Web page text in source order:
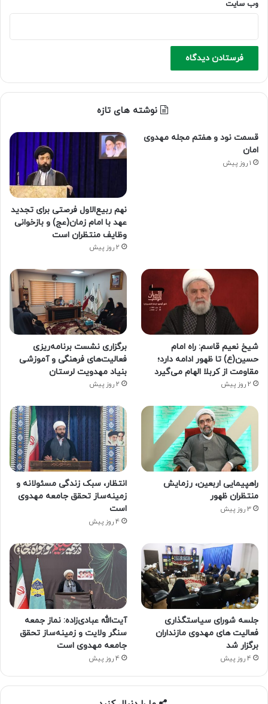
وب‌ سایت
نوشته های تازه
قسمت نود و هفتم مجله مهدوی
امان
1 روز پیش
نهم ربیع‌الاول فرصتی برای تجدید
عهد با امام زمان(عج) و بازخوانی
وظایف منتظران است
2 روز پیش
شیخ نعیم قاسم: راه امام
حسین(ع) تا ظهور ادامه دارد؛
مقاومت از کربلا الهام می‌گیرد
2 روز پیش
برگزاری نشست برنامه‌ریزی
فعالیت‌های فرهنگی و آموزشی
بنیاد مهدویت لرستان
2 روز پیش
راهپیمایی اربعین، رزمایش
منتظران ظهور
3 روز پیش
انتظار، سبک زندگی مسئولانه و
زمینه‌ساز تحقق جامعه مهدوی
است
4 روز پیش
جلسه شورای سیاستگذاری
فعالیت های مهدوی مازنداران
برگزار شد
4 روز پیش
آیت‌الله عبادی‌زاده: نماز جمعه
سنگر ولایت و زمینه‌ساز تحقق
جامعه مهدوی است
4 روز پیش